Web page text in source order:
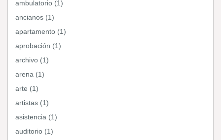
ambulatorio (1)
ancianos (1)
apartamento (1)
aprobación (1)
archivo (1)
arena (1)
arte (1)
artistas (1)
asistencia (1)
auditorio (1)